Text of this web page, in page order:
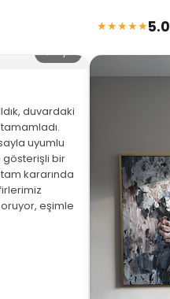
★★★★★5.0
duvardaki
uyumlu
gösterişli bir
kararında
eşimle